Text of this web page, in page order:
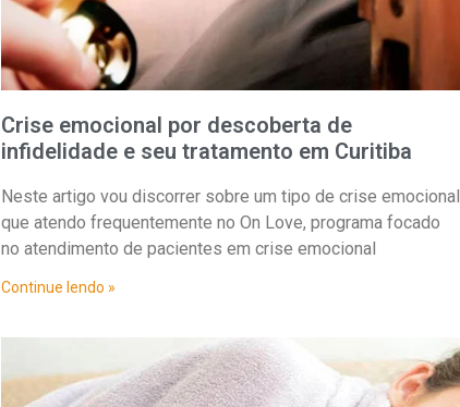
Crise emocional por descoberta de
infidelidade e seu tratamento em Curitiba
Neste artigo vou discorrer sobre um tipo de crise emocional
que atendo frequentemente no On Love, programa focado
no atendimento de pacientes em crise emocional
Continue lendo »